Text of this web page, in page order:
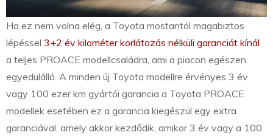
Ha ez nem volna elég, a Toyota mostantól magabiztos
lépéssel 3+2 év kilométer korlátozás nélküli garanciát kínál
a teljes PROACE modellcsaládra, ami a piacon egészen
egyedülálló. A minden új Toyota modellre érvényes 3 év
vagy 100 ezer km gyártói garancia a Toyota PROACE
modellek esetében ez a garancia kiegészül egy extra
garanciával, amely akkor kezdődik, amikor 3 év vagy a 100